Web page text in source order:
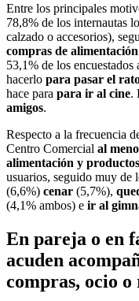
Entre los principales
78,8% de los internautas
calzado o accesorios),
compras de
53,1% de los encuestados
hacerlo para pasar el
hace para para ir al cine.
amigos.
Respecto a la frecuencia
Centro Comercial al
alimentación y
usuarios, seguido muy de
(6,6%) cenar (5,7%),
(4,1% ambos) e ir al
En pareja o en
acuden
compras, ocio